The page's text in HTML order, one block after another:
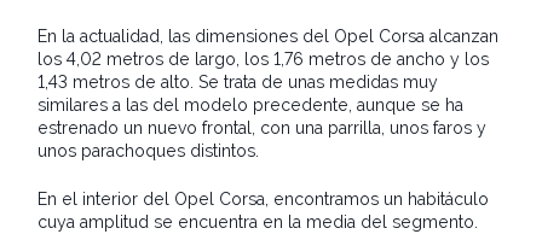
En la actualidad, las dimensiones del Opel Corsa alcanzan
los 4,02 metros de largo, los 1,76 metros de ancho y los
1,43 metros de alto. Se trata de unas medidas muy
similares a las del modelo precedente, aunque se ha
estrenado un nuevo frontal, con una parrilla, unos faros y
unos parachoques distintos.
En el interior del Opel Corsa, encontramos un habitáculo
cuya amplitud se encuentra en la media del segmento.